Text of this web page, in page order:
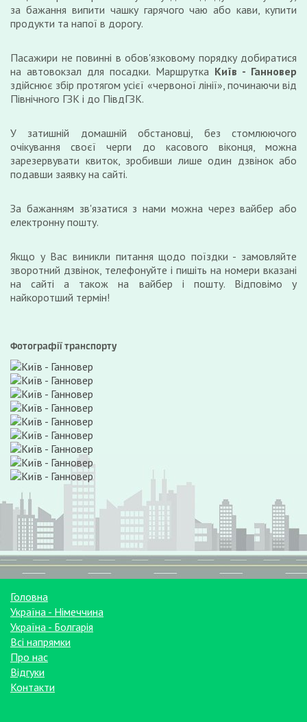
за бажання випити чашку гарячого чаю або кави, купити
продукти та напої в дорогу.
Пасажири не повинні в обов'язковому порядку добиратися
на автовокзал для посадки. Маршрутка Київ - Ганновер
здійснює збір протягом усієї «червоної лінії», починаючи від
Північного ГЗК і до ПівдГЗК.
У затишній домашній обстановці, без стомлюючого
очікування своєї черги до касового віконця, можна
зарезервувати квиток, зробивши лише один дзвінок або
подавши заявку на сайті.
За бажанням зв'язатися з нами можна через вайбер або
електронну пошту.
Якщо у Вас виникли питання щодо поїздки - замовляйте
зворотний дзвінок, телефонуйте і пишіть на номери вказані
на сайті а також на вайбер і пошту. Відповімо у
найкоротший термін!
Фотографії транспорту
Головна
Україна - Німеччина
Україна - Болгарія
Всі напрямки
Про нас
Відгуки
Контакти